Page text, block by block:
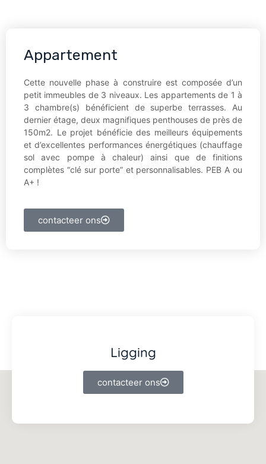
Appartement
Cette nouvelle phase à construire est composée d’un
petit immeubles de 3 niveaux. Les appartements de 1 à
3 chambre(s) bénéficient de superbe terrasses. Au
dernier étage, deux magnifiques penthouses de près de
150m2. Le projet bénéficie des meilleurs équipements
et d’excellentes performances énergétiques (chauffage
sol avec pompe à chaleur) ainsi que de finitions
complètes “clé sur porte” et personnalisables. PEB A ou
A+ !
contacteer ons
Ligging
contacteer ons